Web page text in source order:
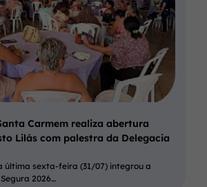
Carmem realiza abertura
Lilás com palestra da Delegacia
última sexta-feira (31/07) integrou a
2026…